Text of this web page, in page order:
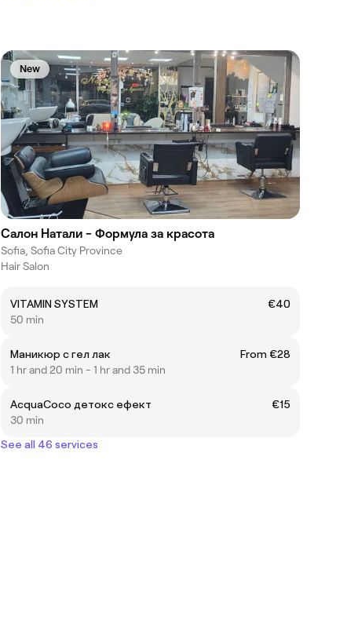
New
Салон Натали - Формула за красота
Sofia, Sofia City Province
Hair Salon
VITAMIN SYSTEM
€40
50 min
Маникюр с гел лак
From €28
1 hr and 20 min - 1 hr and 35 min
AcquaCoco детокс ефект
€15
30 min
See all 46 services